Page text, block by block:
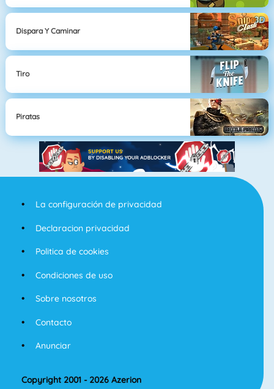
Dispara Y Caminar
Tiro
Piratas
La configuración de privacidad
Declaracion privacidad
Politica de cookies
Condiciones de uso
Sobre nosotros
Contacto
Anunciar
Copyright 2001 - 2026 Azerion